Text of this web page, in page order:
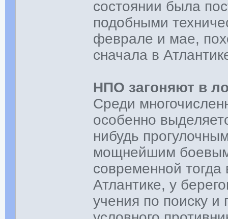
состоянии была
подобными
феврале и мае,
сначала в
НПО загоняют в
Среди
особенно
нибудь
мощнейшим
современной тогда
Атлантике, у
учения по поиску